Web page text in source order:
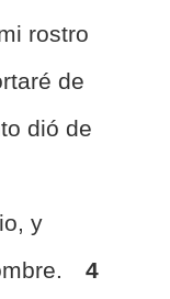
rostro
de
dió de
y
4